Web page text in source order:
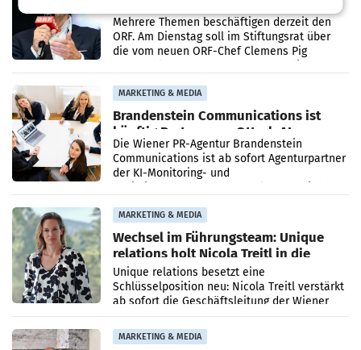
den SN gegen Vorwürfe
Mehrere Themen beschäftigen derzeit den
ORF. Am Dienstag soll im Stiftungsrat über
die vom neuen ORF-Chef Clemens Pig
MARKETING & MEDIA
Brandenstein Communications ist
künftig Partner von OtterlyAI
Die Wiener PR-Agentur Brandenstein
Communications ist ab sofort Agenturpartner
der KI-Monitoring- und
MARKETING & MEDIA
Wechsel im Führungsteam: Unique
relations holt Nicola Treitl in die
Geschäftsleitung
Unique relations besetzt eine
Schlüsselposition neu: Nicola Treitl verstärkt
ab sofort die Geschäftsleitung der Wiener
PR-Agentur an der Seite von Josef Kalina und
Anna Kalina-Mahr.
MARKETING & MEDIA